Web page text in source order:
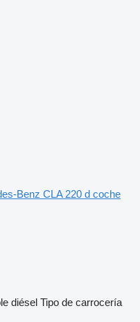
Benz CLA 220 d coche
diésel Tipo de carrocería